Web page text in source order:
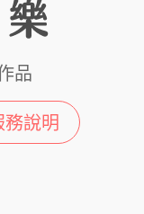
品
說明